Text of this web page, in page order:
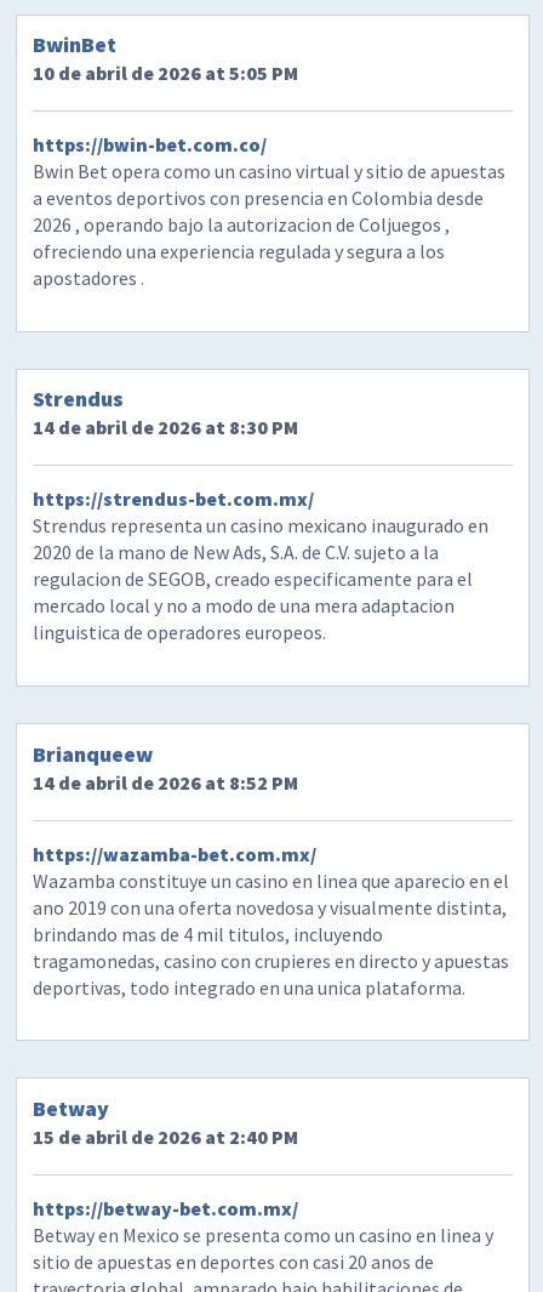
BwinBet
10 de abril de 2026 at 5:05 PM
https://bwin-bet.com.co/
Bwin Bet opera como un casino virtual y sitio de apuestas
a eventos deportivos con presencia en Colombia desde
2026 , operando bajo la autorizacion de Coljuegos ,
ofreciendo una experiencia regulada y segura a los
apostadores .
Strendus
14 de abril de 2026 at 8:30 PM
https://strendus-bet.com.mx/
Strendus representa un casino mexicano inaugurado en
2020 de la mano de New Ads, S.A. de C.V. sujeto a la
regulacion de SEGOB, creado especificamente para el
mercado local y no a modo de una mera adaptacion
linguistica de operadores europeos.
Brianqueew
14 de abril de 2026 at 8:52 PM
https://wazamba-bet.com.mx/
Wazamba constituye un casino en linea que aparecio en el
ano 2019 con una oferta novedosa y visualmente distinta,
brindando mas de 4 mil titulos, incluyendo
tragamonedas, casino con crupieres en directo y apuestas
deportivas, todo integrado en una unica plataforma.
Betway
15 de abril de 2026 at 2:40 PM
https://betway-bet.com.mx/
Betway en Mexico se presenta como un casino en linea y
sitio de apuestas en deportes con casi 20 anos de